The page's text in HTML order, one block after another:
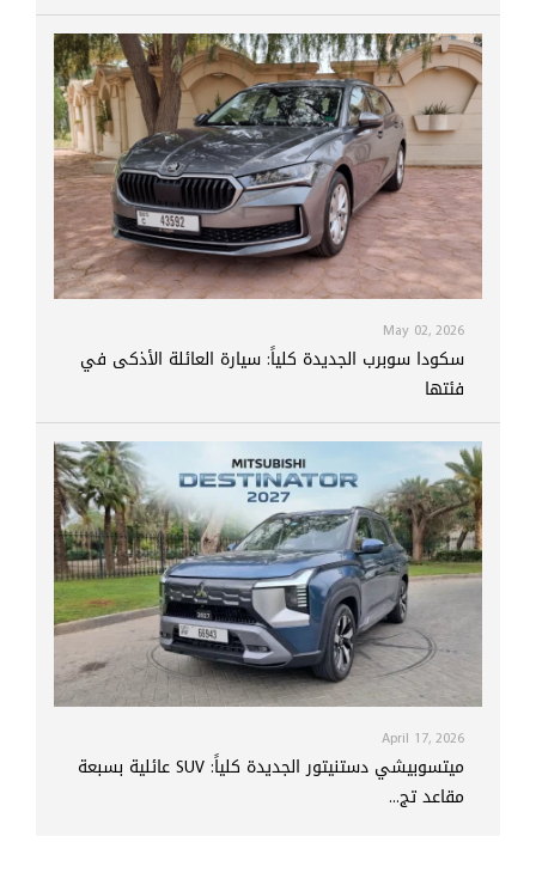
May 02, 2026
سكودا سوبرب الجديدة كلياً: سيارة العائلة الأذكى في
فئتها
April 17, 2026
ميتسوبيشي دستنيتور الجديدة كلياً: SUV عائلية بسبعة
مقاعد تج...